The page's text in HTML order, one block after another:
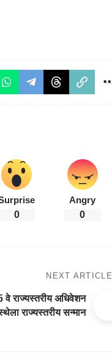
0
Angry
0
NEXT ARTICLE
राज्यस्तरीय अधिवेशन
राज्यस्तरीय सन्मान